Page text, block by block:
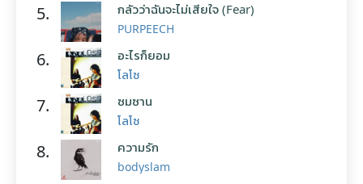
5. กลัวว่าฉันจะไม่เสียใจ (Fear)
PURPEECH
6. อะไรก็ยอม
โลโซ
7. ซมซาน
โลโซ
8. ความรัก
bodyslam